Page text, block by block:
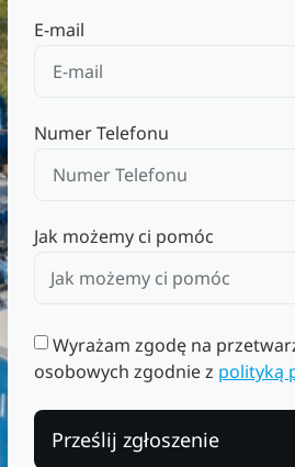
E-mail
Numer Telefonu
Jak możemy ci pomóc
Wyrażam zgodę na
osobowych zgodnie z polityką
Prześlij zgłoszenie